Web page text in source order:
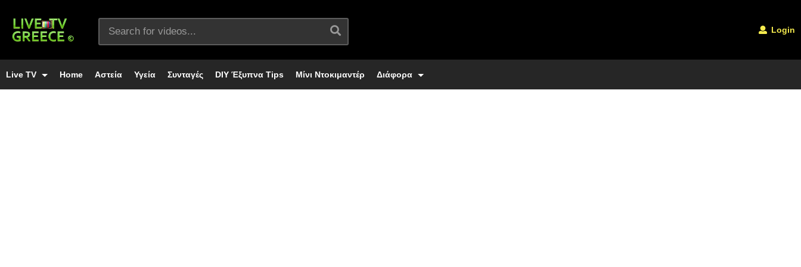
Login
Live TV Home Αστεία Υγεία Συνταγές DIY Έξυπνα Tips Μίνι Ντοκιμαντέρ Διάφορα